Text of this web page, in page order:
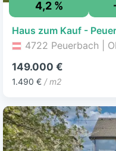
4,2 %
4722 Peuerbach |
149.000 €
1.490 € / m2